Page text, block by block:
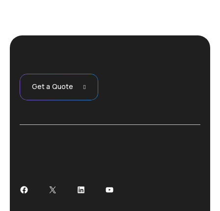
Get a Quote
Facebook
X LinkedInYouTube